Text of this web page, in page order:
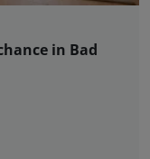
in Bad